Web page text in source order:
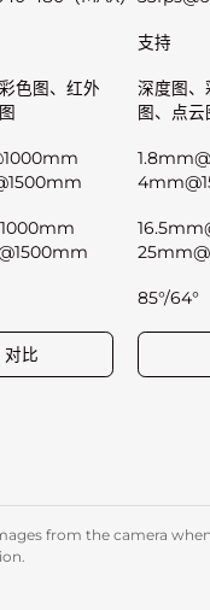
支持
色图、红外
深度图、
图、点云
85°/64°
对比
from the camera